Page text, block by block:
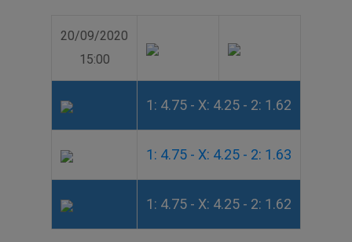
20/09/2020
15:00
1: 4.75 - X: 4.25 - 2: 1.62
1: 4.75 - X: 4.25 - 2: 1.63
1: 4.75 - X: 4.25 - 2: 1.62